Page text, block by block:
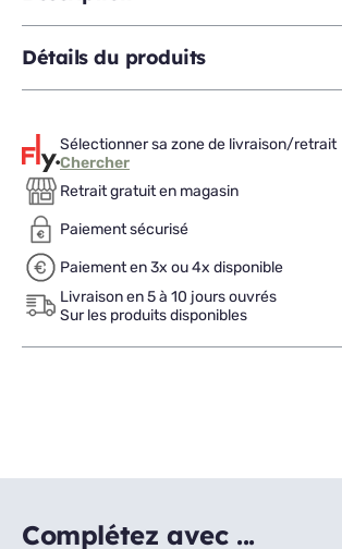
Détails du produits
Sélectionner sa zone de livraison/retrait
Chercher
Retrait gratuit en magasin
Paiement sécurisé
Paiement en 3x ou 4x disponible
Livraison en 5 à 10 jours ouvrés
Sur les produits disponibles
Complétez avec ...